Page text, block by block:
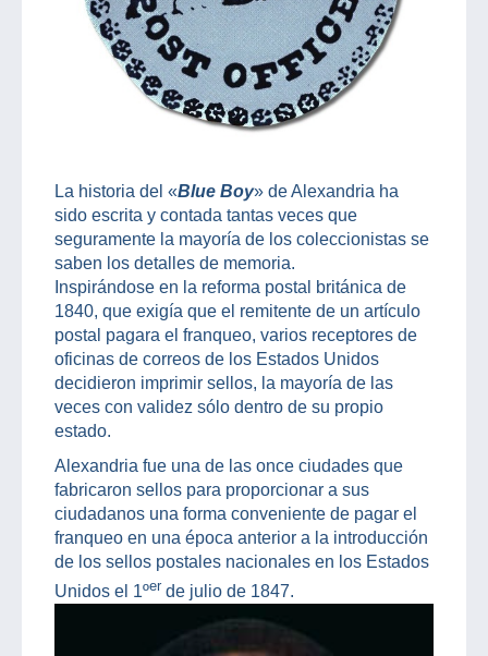
La historia del «Blue Boy» de Alexandria ha
sido escrita y contada tantas veces que
seguramente la mayoría de los coleccionistas se
saben los detalles de memoria.
Inspirándose en la reforma postal británica de
1840, que exigía que el remitente de un artículo
postal pagara el franqueo, varios receptores de
oficinas de correos de los Estados Unidos
decidieron imprimir sellos, la mayoría de las
veces con validez sólo dentro de su propio
estado.
Alexandria fue una de las once ciudades que
fabricaron sellos para proporcionar a sus
ciudadanos una forma conveniente de pagar el
franqueo en una época anterior a la introducción
de los sellos postales nacionales en los Estados
Unidos el 1ºer de julio de 1847.